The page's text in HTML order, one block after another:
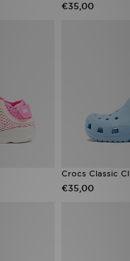
€35,00
Crocs Classic
€35,00